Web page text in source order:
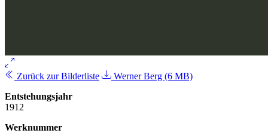
Zurück zur Bilderliste
Werner Berg (6 MB)
Entstehungsjahr
1912
Werknummer